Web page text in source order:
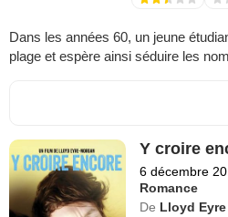
Dans les années 60, un jeune
plage et espère ainsi séduire les
Y croire
6 décembre
Romance
De Lloyd